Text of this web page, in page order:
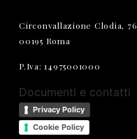
Circonvallazione Clodia, 76
00195 Roma
P.Iva: 14975001000
Documenti e contatti
Privacy Policy
Cookie Policy